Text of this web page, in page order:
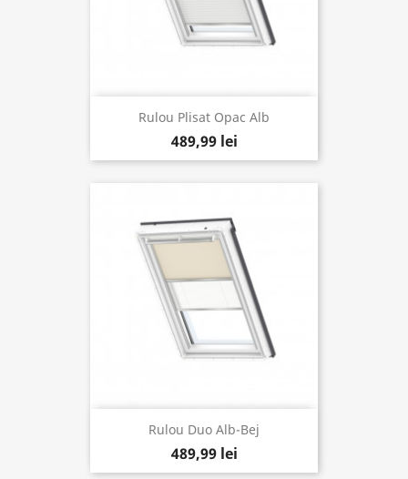
Rulou Plisat Opac Alb
489,99 lei
Rulou Duo Alb-Bej
489,99 lei